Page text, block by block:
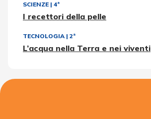
SCIENZE | 4ª
I recettori della pelle
TECNOLOGIA | 2ª
L’acqua nella Terra e nei viventi